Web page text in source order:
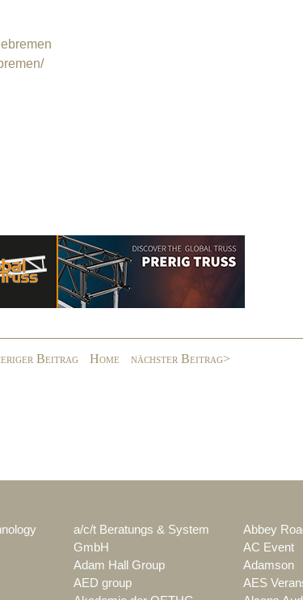
Beitrag Home nächster Beitrag>
a/c/t Beratungs & System
GmbH
Abbey
AC Event
Adam Hall Group Adamson
AED group AES